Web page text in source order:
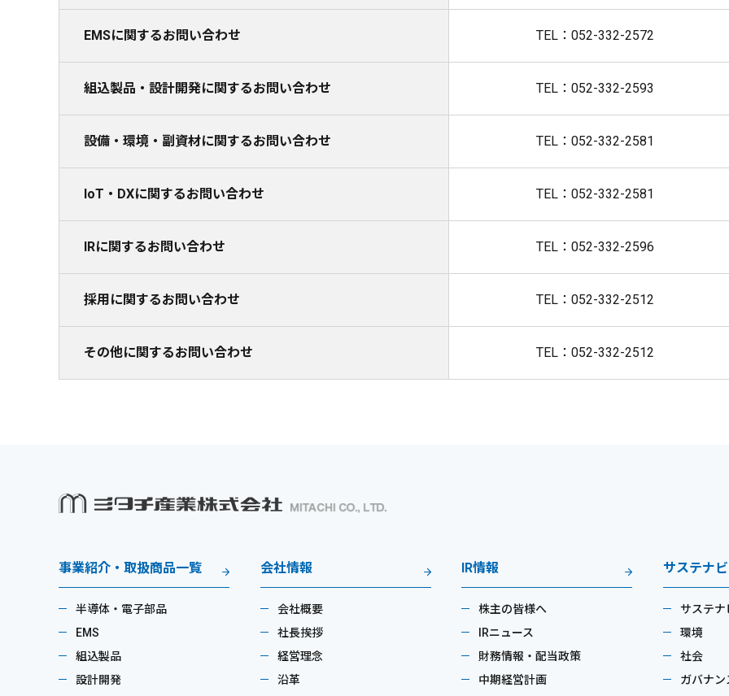
EMSに関するお問い合わせ TEL：052-332-2572
組込製品・設計開発に関するお問い合わせ TEL：052-332-2593
設備・環境・副資材に関するお問い合わせ TEL：052-332-2581
IoT・DXに関するお問い合わせ TEL：052-332-2581
IRに関するお問い合わせ TEL：052-332-2596
採用に関するお問い合わせ TEL：052-332-2512
その他に関するお問い合わせ TEL：052-332-2512
事業紹介・取扱商品一覧
半導体・電子部品
EMS
組込製品
設計開発
会社情報
会社概要
社長挨拶
経営理念
沿革
IR情報
株主の皆様へ
IRニュース
財務情報・配当政策
中期経営計画
サステナ
サステナ
環境
社会
ガバナン